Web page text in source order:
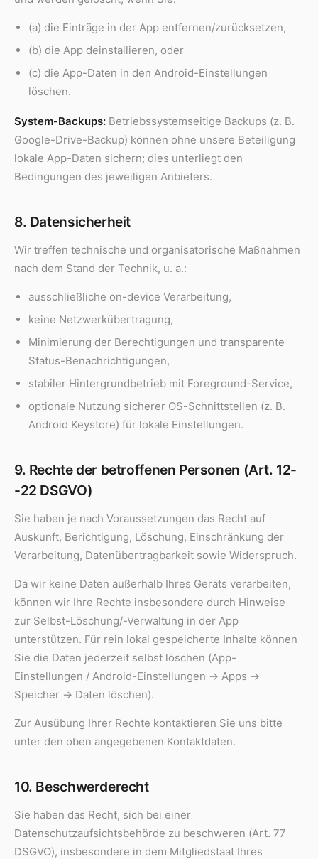
(a) die Einträge in der App entfernen/zurücksetzen,
(b) die App deinstallieren, oder
(c) die App-Daten in den Android-Einstellungen
löschen.
System-Backups: Betriebssystemseitige Backups (z. B.
Google-Drive-Backup) können ohne unsere Beteiligung
lokale App-Daten sichern; dies unterliegt den
Bedingungen des jeweiligen Anbieters.
8. Datensicherheit
Wir treffen technische und organisatorische Maßnahmen
nach dem Stand der Technik, u. a.:
ausschließliche on-device Verarbeitung,
keine Netzwerkübertragung,
Minimierung der Berechtigungen und transparente
Status-Benachrichtigungen,
stabiler Hintergrundbetrieb mit Foreground-Service,
optionale Nutzung sicherer OS-Schnittstellen (z. B.
Android Keystore) für lokale Einstellungen.
9. Rechte der betroffenen Personen (Art. 12-
-22 DSGVO)
Sie haben je nach Voraussetzungen das Recht auf
Auskunft, Berichtigung, Löschung, Einschränkung der
Verarbeitung, Datenübertragbarkeit sowie Widerspruch.
Da wir keine Daten außerhalb Ihres Geräts verarbeiten,
können wir Ihre Rechte insbesondere durch Hinweise
zur Selbst-Löschung/-Verwaltung in der App
unterstützen. Für rein lokal gespeicherte Inhalte können
Sie die Daten jederzeit selbst löschen (App-
Einstellungen / Android-Einstellungen → Apps →
Speicher → Daten löschen).
Zur Ausübung Ihrer Rechte kontaktieren Sie uns bitte
unter den oben angegebenen Kontaktdaten.
10. Beschwerderecht
Sie haben das Recht, sich bei einer
Datenschutzaufsichtsbehörde zu beschweren (Art. 77
DSGVO), insbesondere in dem Mitgliedstaat Ihres